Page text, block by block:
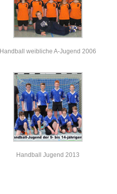
Handball weibliche A-Jugend 2006
Handball Jugend 2013